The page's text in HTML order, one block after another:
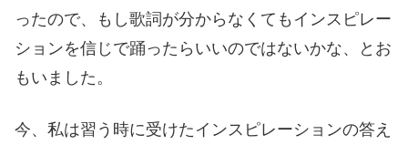
ったので、もし歌詞が分からなくてもインスピレー
ションを信じで踊ったらいいのではないかな、とお
もいました。
今、私は習う時に受けたインスピレーションの答え